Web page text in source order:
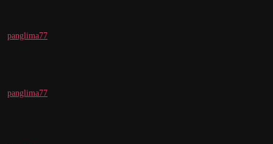
panglima77
panglima77